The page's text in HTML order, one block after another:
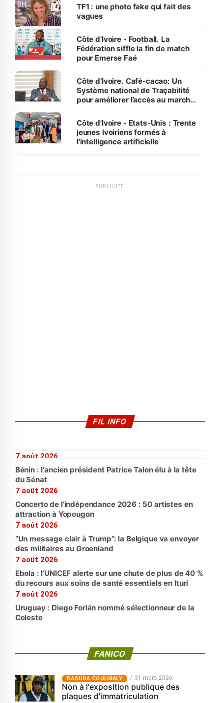
sur la scène internationale »
TF1 : une photo fake qui fait des
vagues
Côte d’Ivoire - Football. La
Fédération siffle la fin de match
pour Emerse Faé
Côte d’Ivoire. Café-cacao: Un
Système national de Traçabilité
pour améliorer l’accès au marché
Côte d'Ivoire - Etats-Unis : Trente
jeunes Ivoiriens formés à
l'intelligence artificielle
PUBLICITÉ
FIL INFO
7 août 2026
Bénin : l'ancien président Patrice Talon élu à la tête
du Sénat
7 août 2026
Concerto de l’indépendance 2026 : 50 artistes en
attraction à Yopougon
7 août 2026
“Un message clair à Trump”: la Belgique va envoyer
des militaires au Groenland
7 août 2026
Ebola : l’UNICEF alerte sur une chute de plus de 40 %
du recours aux soins de santé essentiels en Ituri
7 août 2026
Uruguay : Diego Forlán nommé sélectionneur de la
Celeste
FANICO
‎DAOUDA COULIBALY 31 mars 2026
Non à l'exposition publique des
plaques d'immatriculation